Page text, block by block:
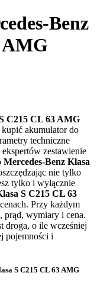
Benz
AMG
C215 CL 63 AMG
akumulator do
techniczne
zestawienie
Mercedes-Benz Klasa
nie tylko
tylko i wyłącznie
S C215 CL 63
Przy każdym
prąd, wymiary i cena.
droga, o ile wcześniej
pojemności i
S C215 CL 63 AMG